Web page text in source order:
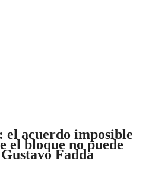
acuerdo imposible
el bloque no puede
Fadda